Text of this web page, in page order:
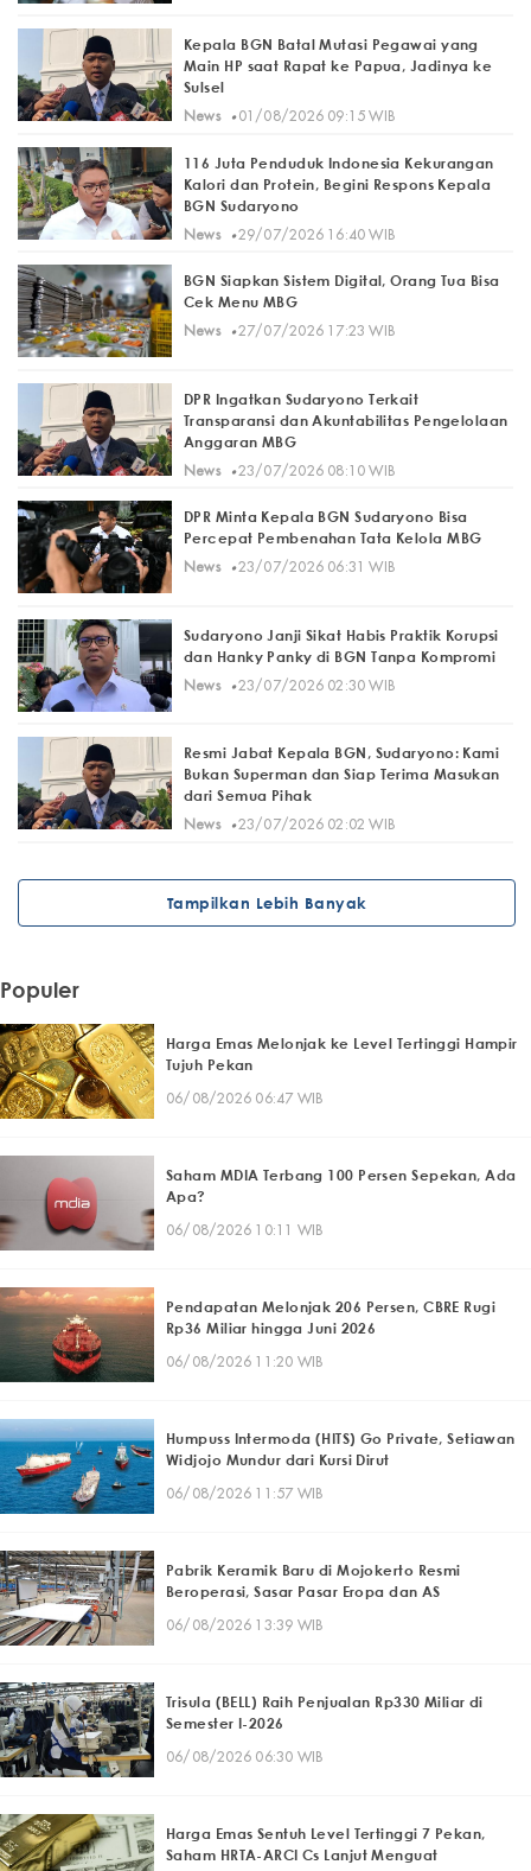
Kepala BGN Batal Mutasi Pegawai yang
Main HP saat Rapat ke Papua, Jadinya ke
Sulsel
News· 01/08/2026 09:15 WIB
116 Juta Penduduk Indonesia Kekurangan
Kalori dan Protein, Begini Respons Kepala
BGN Sudaryono
News· 29/07/2026 16:40 WIB
BGN Siapkan Sistem Digital, Orang Tua Bisa
Cek Menu MBG
News· 27/07/2026 17:23 WIB
DPR Ingatkan Sudaryono Terkait
Transparansi dan Akuntabilitas Pengelolaan
Anggaran MBG
News· 23/07/2026 08:10 WIB
DPR Minta Kepala BGN Sudaryono Bisa
Percepat Pembenahan Tata Kelola MBG
News· 23/07/2026 06:31 WIB
Sudaryono Janji Sikat Habis Praktik Korupsi
dan Hanky Panky di BGN Tanpa Kompromi
News· 23/07/2026 02:30 WIB
Resmi Jabat Kepala BGN, Sudaryono: Kami
Bukan Superman dan Siap Terima Masukan
dari Semua Pihak
News· 23/07/2026 02:02 WIB
Tampilkan Lebih Banyak
Populer
Harga Emas Melonjak ke Level Tertinggi Hampir
Tujuh Pekan
06/08/2026 06:47 WIB
Saham MDIA Terbang 100 Persen Sepekan, Ada
Apa?
06/08/2026 10:11 WIB
Pendapatan Melonjak 206 Persen, CBRE Rugi
Rp36 Miliar hingga Juni 2026
06/08/2026 11:20 WIB
Humpuss Intermoda (HITS) Go Private, Setiawan
Widjojo Mundur dari Kursi Dirut
06/08/2026 11:57 WIB
Pabrik Keramik Baru di Mojokerto Resmi
Beroperasi, Sasar Pasar Eropa dan AS
06/08/2026 13:39 WIB
Trisula (BELL) Raih Penjualan Rp330 Miliar di
Semester I-2026
06/08/2026 06:30 WIB
Harga Emas Sentuh Level Tertinggi 7 Pekan,
Saham HRTA-ARCI Cs Lanjut Menguat